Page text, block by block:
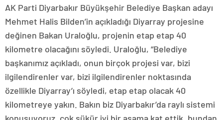
AK Parti Diyarbakır Büyükşehir Belediye Başkan adayı
Mehmet Halis Bilden’in açıkladığı Diyarray projesine
değinen Bakan Uraloğlu, projenin etap etap 40
kilometre olacağını söyledi. Uraloğlu, “Belediye
başkanımız açıkladı, onun birçok projesi var, bizi
ilgilendirenler var, bizi ilgilendirenler noktasında
özellikle Diyarray’ı söyledi, etap etap olacak 40
kilometreye yakın. Bakın biz Diyarbakır’da raylı sistemi